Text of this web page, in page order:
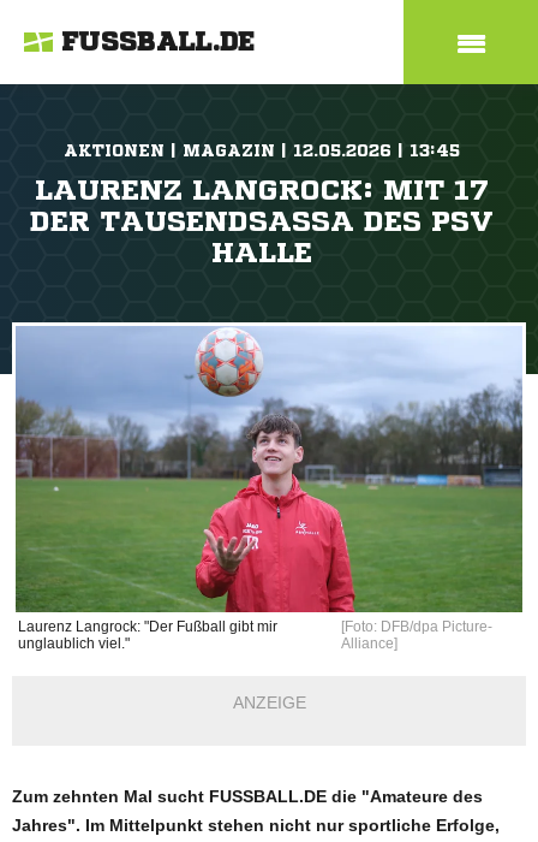
FUSSBALL.DE
AKTIONEN | MAGAZIN | 12.05.2026 | 13:45
LAURENZ LANGROCK: MIT 17
DER TAUSENDSASSA DES PSV
HALLE
Laurenz Langrock: "Der Fußball gibt mir
unglaublich viel."
[Foto: DFB/dpa Picture-
Alliance]
ANZEIGE
Zum zehnten Mal sucht FUSSBALL.DE die "Amateure des
Jahres". Im Mittelpunkt stehen nicht nur sportliche Erfolge,